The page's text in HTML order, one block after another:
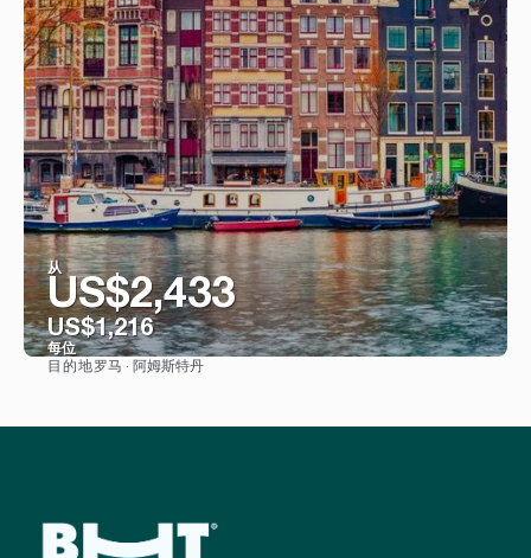
从
US$2,433
US$1,216
每位
目的地罗马 · 阿姆斯特丹